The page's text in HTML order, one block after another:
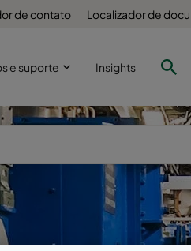
de contato Localizador de
e suporte Insights